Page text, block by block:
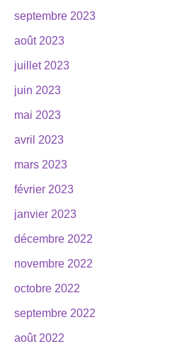
septembre 2023
août 2023
juillet 2023
juin 2023
mai 2023
avril 2023
mars 2023
février 2023
janvier 2023
décembre 2022
novembre 2022
octobre 2022
septembre 2022
août 2022